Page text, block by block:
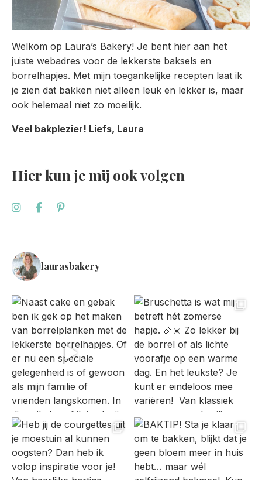
Welkom op Laura’s Bakery! Je bent hier aan het
juiste webadres voor de lekkerste baksels en
borrelhapjes. Met mijn toegankelijke recepten laat ik
je zien dat bakken niet alleen leuk en lekker is, maar
ook helemaal niet zo moeilijk.
Veel bakplezier! Liefs, Laura
Hier kun je mij ook volgen
laurasbakery